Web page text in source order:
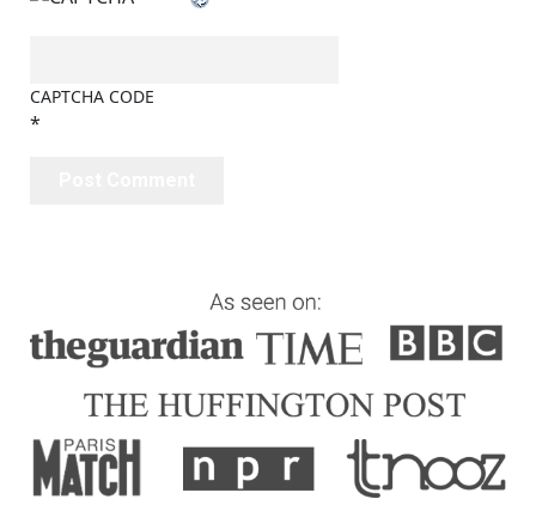
CAPTCHA CODE
*